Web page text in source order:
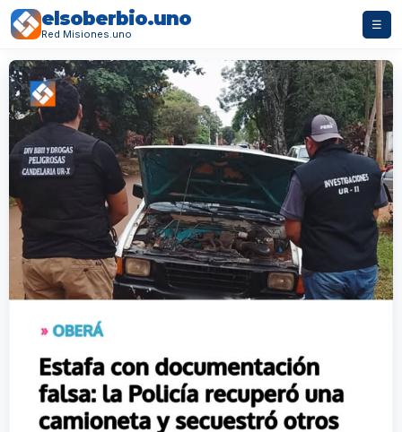
elsoberbio.uno
Red Misiones.uno
☰